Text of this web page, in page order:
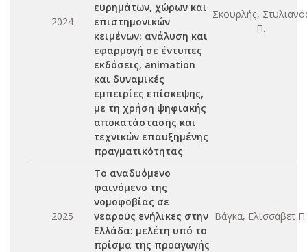
2024
ευρημάτων, χώρων και
επιστημονικών
κειμένων: ανάλυση και
εφαρμογή σε έντυπες
εκδόσεις, animation
και δυναμικές
εμπειρίες επίσκεψης,
με τη χρήση ψηφιακής
αποκατάστασης και
τεχνικών επαυξημένης
πραγματικότητας
Σκουρλής,
Π.
2025
Το αναδυόμενο
φαινόμενο της
νομοφοβίας σε
νεαρούς ενήλικες στην
Ελλάδα: μελέτη υπό το
πρίσμα της προαγωγής
Βάγκα, Ελισσάβετ Π.